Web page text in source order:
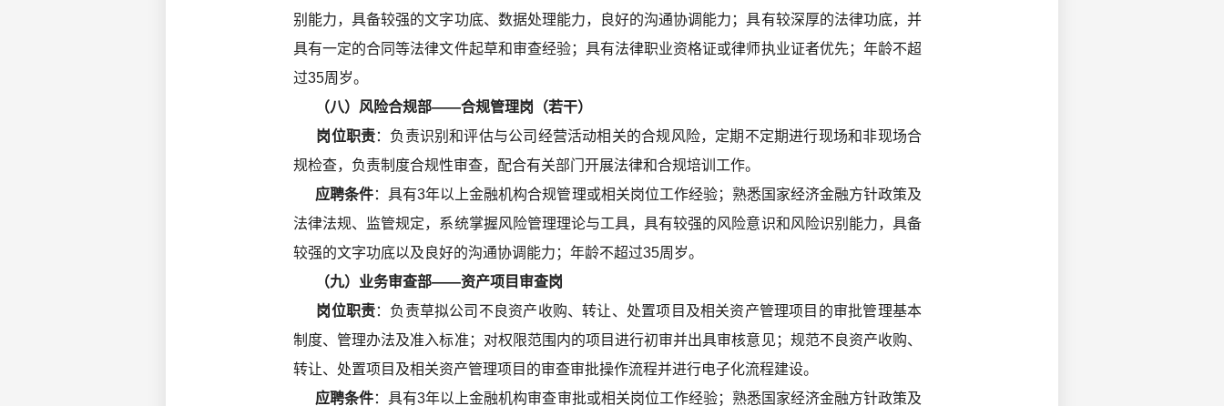
别能力，具备较强的文字功底、数据处理能力，良好的沟通协调能力；具有较深厚的法律功底，并
具有一定的合同等法律文件起草和审查经验；具有法律职业资格证或律师执业证者优先；年龄不超
过35周岁。
（八）风险合规部——合规管理岗（若干）
岗位职责：负责识别和评估与公司经营活动相关的合规风险，定期不定期进行现场和非现场合
规检查，负责制度合规性审查，配合有关部门开展法律和合规培训工作。
应聘条件：具有3年以上金融机构合规管理或相关岗位工作经验；熟悉国家经济金融方针政策及
法律法规、监管规定，系统掌握风险管理理论与工具，具有较强的风险意识和风险识别能力，具备
较强的文字功底以及良好的沟通协调能力；年龄不超过35周岁。
（九）业务审查部——资产项目审查岗
岗位职责：负责草拟公司不良资产收购、转让、处置项目及相关资产管理项目的审批管理基本
制度、管理办法及准入标准；对权限范围内的项目进行初审并出具审核意见；规范不良资产收购、
转让、处置项目及相关资产管理项目的审查审批操作流程并进行电子化流程建设。
应聘条件：具有3年以上金融机构审查审批或相关岗位工作经验；熟悉国家经济金融方针政策及